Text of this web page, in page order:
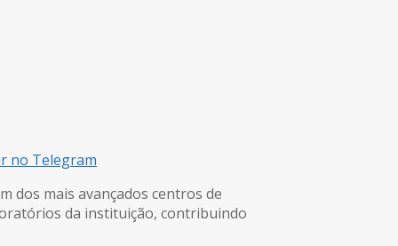
no Telegram
dos mais avançados centros de
da instituição, contribuindo